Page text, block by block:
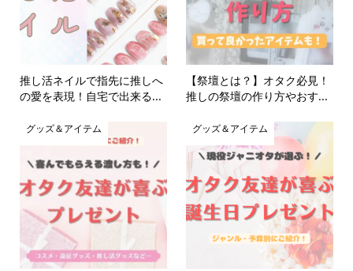
推し活ネイルで指先に推しへ
の愛を表現！自宅で出来る...
【祭壇とは？】オタク必見！
推しの祭壇の作り方やおす...
グッズ＆アイテム グッズ＆アイテム